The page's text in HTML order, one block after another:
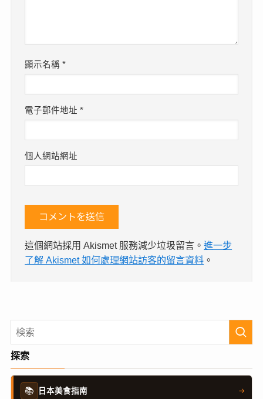
顯示名稱*
電子郵件地址*
個人網站網址
這個網站採用 Akismet 服務減少垃圾留言。進一步
了解 Akismet 如何處理網站訪客的留言資料 。
探索
📚 日本美食指南 →